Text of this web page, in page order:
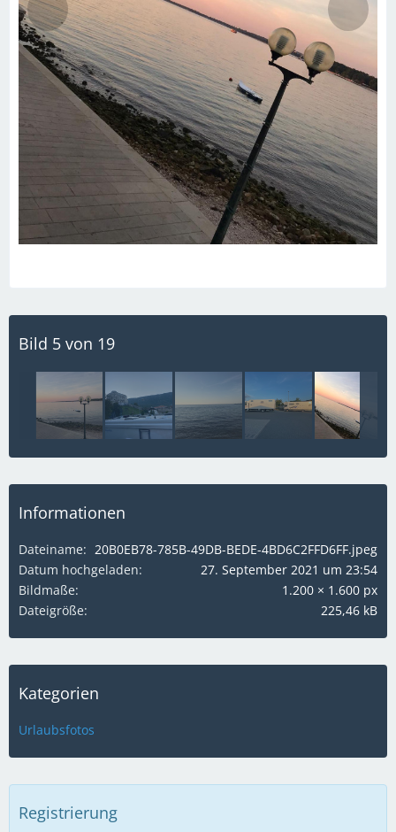
Bild 5 von 19
Informationen
Dateiname
20B0EB78-785B-49DB-BEDE-4BD6C2FFD6FF.jpeg
Datum hochgeladen
27. September 2021 um 23:54
Bildmaße
1.200 × 1.600 px
Dateigröße
225,46 kB
Kategorien
Urlaubsfotos
Registrierung